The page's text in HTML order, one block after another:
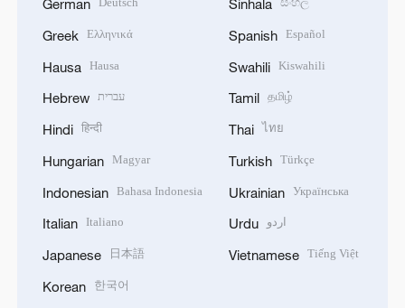
German
Greek Ελληνικά
Hausa Hausa
Hebrew עברית
Hindi हिन्दी
Hungarian Magyar
Indonesian Bahasa Indonesia
Italian Italiano
Japanese 日本語
Korean 한국어
Sinhala
Spanish Español
Swahili Kiswahili
Tamil தமிழ்
Thai ไทย
Turkish Türkçe
Ukrainian Українська
Urdu اردو
Vietnamese Tiếng Việt